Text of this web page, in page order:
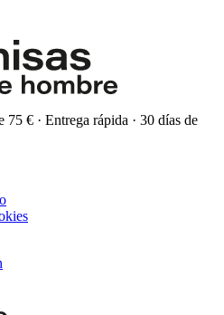
€ · Entrega rápida · 30 días de